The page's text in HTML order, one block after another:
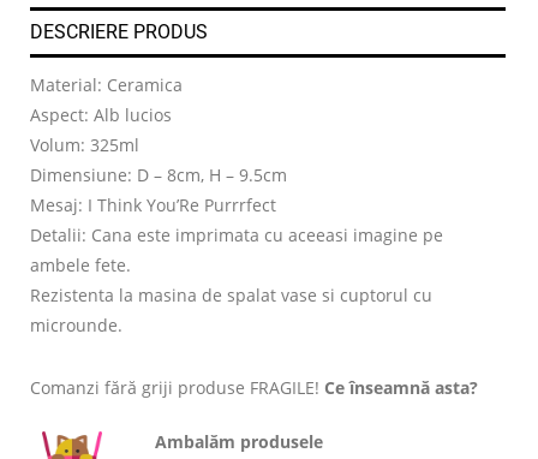
DESCRIERE PRODUS
Material: Ceramica
Aspect: Alb lucios
Volum: 325ml
Dimensiune: D – 8cm, H – 9.5cm
Mesaj: I Think You’Re Purrrfect
Detalii: Cana este imprimata cu aceeasi imagine pe
ambele fete.
Rezistenta la masina de spalat vase si cuptorul cu
microunde.
Comanzi fără griji produse FRAGILE! Ce înseamnă asta?
Ambalăm produsele